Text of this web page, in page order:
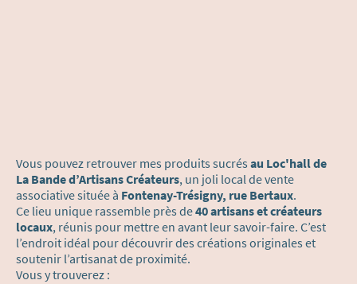
Vous pouvez retrouver mes produits sucrés au Loc'hall de
La Bande d’Artisans Créateurs, un joli local de vente
associative située à Fontenay-Trésigny, rue Bertaux.
Ce lieu unique rassemble près de40 artisans et créateurs
locaux, réunis pour mettre en avant leur savoir-faire. C’est
l’endroit idéal pour découvrir des créations originales et
soutenir l’artisanat de proximité.
Vous y trouverez :